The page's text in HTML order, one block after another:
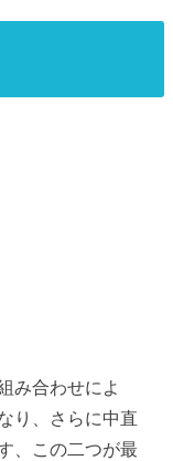
み合わせによ
り、さらに中直
、この二つが最